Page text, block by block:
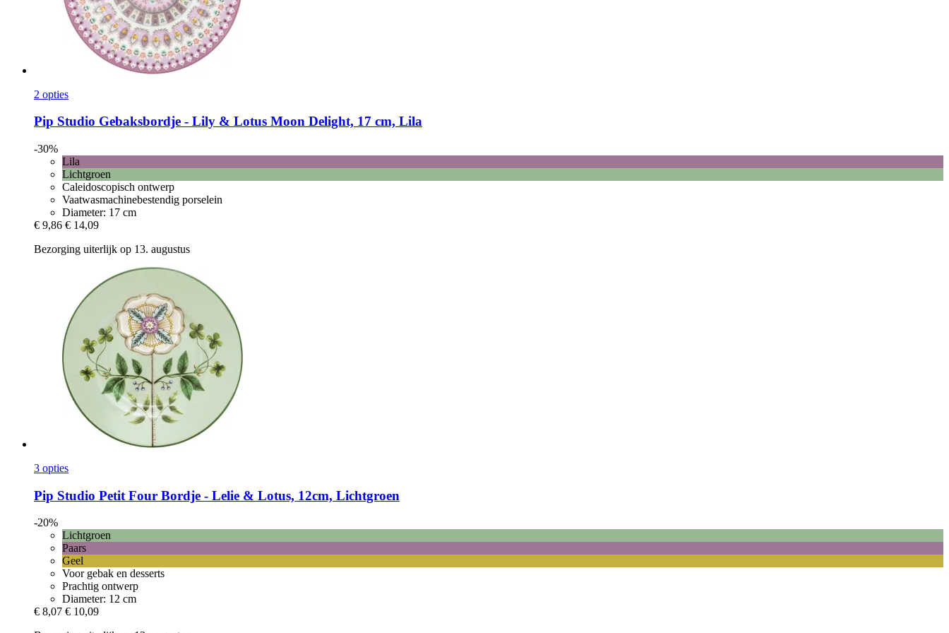
2 opties
Pip Studio Gebaksbordje -​ Lily & Lotus Moon Delight, 17 cm, Lila
-30%
Lila
Lichtgroen
Caleidoscopisch ontwerp
Vaatwasmachinebestendig porselein
Diameter: 17 cm
€ 9,86 € 14,09
Bezorging uiterlijk op 13. augustus
3 opties
Pip Studio Petit Four Bordje -​ Lelie & Lotus, 12cm, Lichtgroen
-20%
Lichtgroen
Paars
Geel
Voor gebak en desserts
Prachtig ontwerp
Diameter: 12 cm
€ 8,07 € 10,09